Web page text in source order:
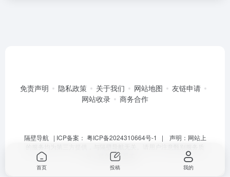
免责声明 隐私政策 关于我们 网站地图
友链申请
网站收录
商务合作
隔壁导航| ICP备案： 粤ICP备2024310664号-1 | 声明：网站上
量，避免上当受骗。
首页 投稿 我的